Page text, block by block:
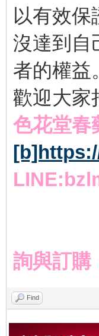
以有效
沒達到自
者的權益
歡迎大家
色花堂春
詢與訂購
Find